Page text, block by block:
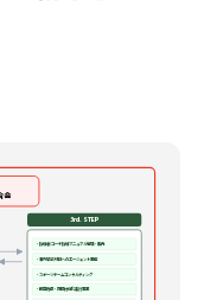
会
3rd. STEP
・指導者/コーチ指導マニュアル管理・販売
・海外留学/球団へのエージェント業務
・スポーツチームコンサルティング
・都道府県・市町村強化委託事業